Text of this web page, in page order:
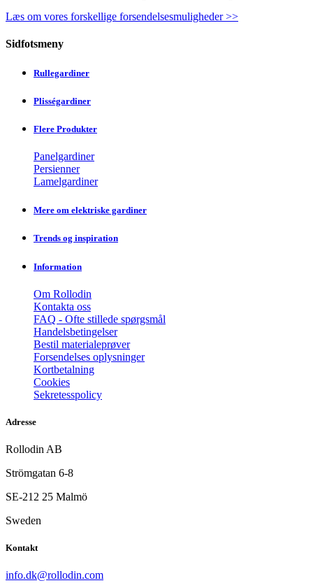
Læs om vores forskellige forsendelsesmuligheder >>
Sidfotsmeny
Rullegardiner
Plisségardiner
Flere Produkter
Panelgardiner
Persienner
Lamelgardiner
Mere om elektriske gardiner
Trends og inspiration
Information
Om Rollodin
Kontakta oss
FAQ - Ofte stillede spørgsmål
Handelsbetingelser
Bestil materialeprøver
Forsendelses oplysninger
Kortbetalning
Cookies
Sekretesspolicy
Adresse
Rollodin AB
Strömgatan 6-8
SE-212 25 Malmö
Sweden
Kontakt
info.dk@rollodin.com